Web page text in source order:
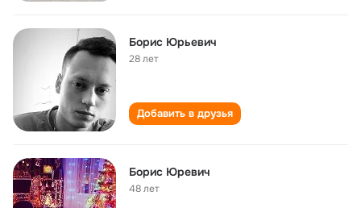
Борис Юрьевич
28 лет
Добавить в друзья
Борис Юревич
48 лет